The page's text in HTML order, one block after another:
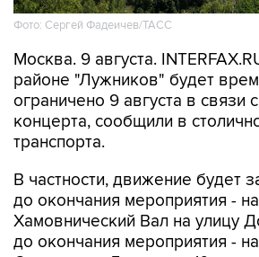
Москва. 9 августа.
ограничено 9 августа в связи
концерта, сообщили в
транспорта.
В частности, движение будет
Хамовнический Вал на улицу
до окончания мероприятия -
Савельева, Доватора, 10-
Фрунзенской, Ефремова и